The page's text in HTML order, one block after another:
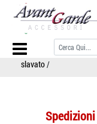
Home Page/SCIARPE
Foulard bandiera
slavato/